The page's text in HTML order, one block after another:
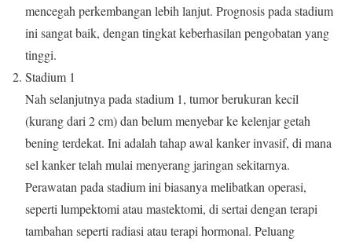
mencegah perkembangan lebih lanjut. Prognosis pada stadium
ini sangat baik, dengan tingkat keberhasilan pengobatan yang
tinggi.
Stadium 1
Nah selanjutnya pada stadium 1, tumor berukuran kecil
(kurang dari 2 cm) dan belum menyebar ke kelenjar getah
bening terdekat. Ini adalah tahap awal kanker invasif, di mana
sel kanker telah mulai menyerang jaringan sekitarnya.
Perawatan pada stadium ini biasanya melibatkan operasi,
seperti lumpektomi atau mastektomi, di sertai dengan terapi
tambahan seperti radiasi atau terapi hormonal. Peluang